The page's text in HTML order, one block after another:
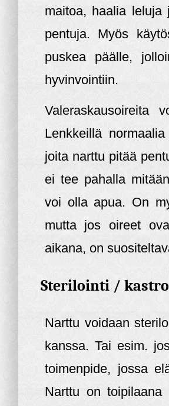
maitoa, haalia
pentuja. Myös
puskea päälle,
hyvinvointiin.
Valeraskausoireita
Lenkkeillä
joita narttu pitää
ei tee pahalla
voi olla apua. On
mutta jos oireet
aikana, on
Sterilointi /
Narttu voidaan
kanssa. Tai esim.
toimenpide, jossa
Narttu on toipilaana